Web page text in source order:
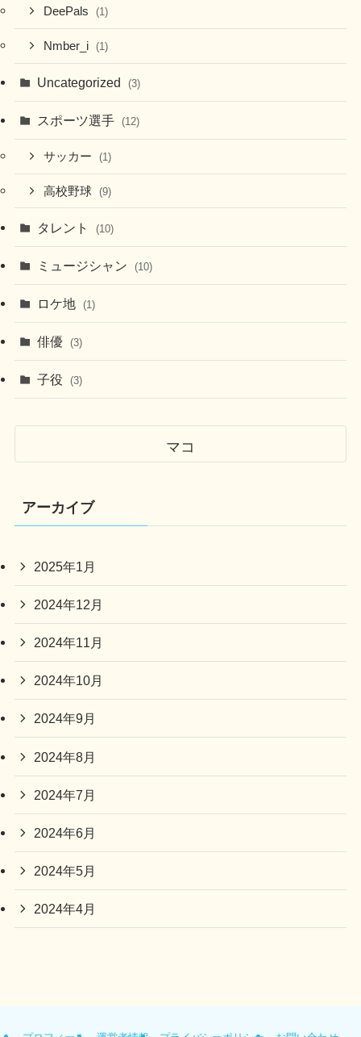
DeePals (1)
Nmber_i (1)
Uncategorized (3)
スポーツ選手 (12)
サッカー (1)
高校野球 (9)
タレント (10)
ミュージシャン (10)
ロケ地 (1)
俳優 (3)
子役 (3)
マコ
アーカイブ
2025年1月
2024年12月
2024年11月
2024年10月
2024年9月
2024年8月
2024年7月
2024年6月
2024年5月
2024年4月